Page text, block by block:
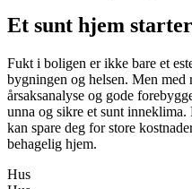
Et sunt hjem
Fukt i boligen er ikke bare et
bygningen og helsen. Men med
årsaksanalyse og gode
unna og sikre et sunt
kan spare deg for store
behagelig hjem.
Hus